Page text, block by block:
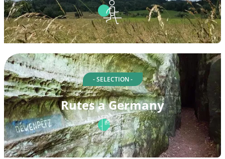
- SELECTION -
Rutes a Germany